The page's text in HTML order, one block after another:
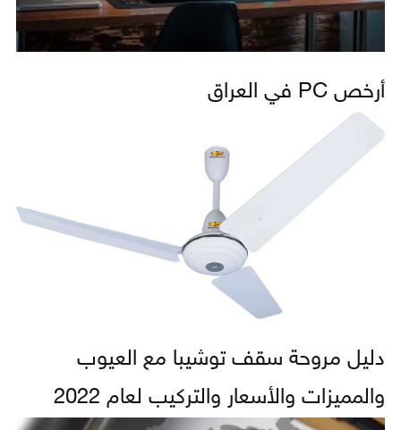
أرخص PC في العراق
دليل مروحة سقف توشيبا مع العيوب
والمميزات والأسعار والتركيب لعام 2022